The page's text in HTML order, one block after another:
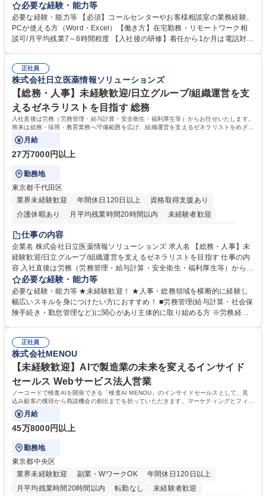
お客様のお声をより良い商品づくりに活かしていく上で、窓口となるお客
様相談室でのお仕事です。 日々お客様からいただくキリングループへのご
意見を、企業活動に活かしています。お客様からの声に迅速かつ誠意をも
って対応、情報提供するとともにグループ内活動に反映しています。 【具
平均100件前後■メール・手紙：同上40件前後 募集職種 中野本社【お客様
相談室】お客様のお声をもとにより良い商品づくりへ貢献
必要な経験・能力等
必要な経験・能力等 【必須】コールセンターやお客様相談室の業務経験、
PCが使える方（Word・Excel）【働き方】在宅勤務・リモートワーク相
談可/月平均残業7～8時間程度 【入社後の研修】着任から1か月は電話対応
すのでご安心ください。 【当社について】キリングループの広報機能を担
う会社として、お客様との出会いを大切にし、磨き上げたホスピタリティ
を込めてコミュニケーションをとりながら広報関連業務を行っておりま
す。 学歴・資格 学歴：大学院 大学 高専 短大 専修学校 高校 語学力： 資
格：
正社員
株式会社日立医薬情報ソリューションズ
【総務・人事】未経験歓迎/日立グループ/組織運営を支
えるゼネラリストを目指す 総務
入社直後は労務（労務管理・給与計算・安全衛生・福利厚生等）からお任せいたします。
将来は総務・採用・教育業務へ守備範囲を広げ、組織運営を支えるゼネラリストをめざせ
ます。
月給
27万7000円以上
勤務地
東京都千代田区
業界未経験歓迎
年間休日120日以上
資格取得支援あり
介護休暇あり
月平均残業時間20時間以内
未経験者歓迎
住宅手当あり
育休あり
完全週休2日制 交通費支給 土日祝休み 寮・社宅あり
仕事の内容
企業名 株式会社日立医薬情報ソリューションズ 求人名 【総務・人事】未
経験歓迎/日立グループ/組織運営を支えるゼネラリストを目指す 仕事の内
容 入社直後は労務（労務管理・給与計算・安全衛生・福利厚生等）からお
任せいたします。将来は総務・採用・教育業務へ守備範囲を広げ、組織運
営を支えるゼネラリストをめざせます。 ・初期業務：労働時間管理、給与
計算、社会保険対応、福利厚生管理、安全衛生、健康経営推進等をお任せ
します。ご経験に応じて、休職者管理など、幅広く経験を積んでいただき
幅広く経験を積みたい意欲がある方に最適な環境です。 募集職種 【総
務・人事】未経験歓迎/日立グループ/組織運営を支えるゼネラリストを目
指す
必要な経験・能力等
必要な経験・能力等 ★未経験歓迎！ ★人事・総務領域を横断的に経験し
幅広いスキルを身につけたい方におすすめ！ ■労務管理(給与計算・社会保
険手続き・勤怠管理など)に関心があり主体的に取り組める方 ※労務経験
のご経験 ■労務管理（給与計算・社会保険手続き・勤怠管理など）の経験
■衛生管理者の資格をお持ちの方 学歴・資格 学歴：大学院 大学 高専 短大
専修学校 高校 語学力： 資格：
正社員
株式会社MENOU
【未経験歓迎】AIで製造業の未来を変えるインサイド
セールス Webサービス法人営業
ノーコードで検査AIを開発できる「検査AI MENOU」のインサイドセールスとして、見
込み顧客の獲得から商談機会の創出までを担っていただきます。マーケティングとフィー
ルドセールスをつなぐ役割として、
月給
45万8000円以上
勤務地
東京都中央区
業界未経験歓迎
副業・WワークOK
年間休日120日以上
月平均残業時間20時間以内
転勤なし 未経験者歓迎